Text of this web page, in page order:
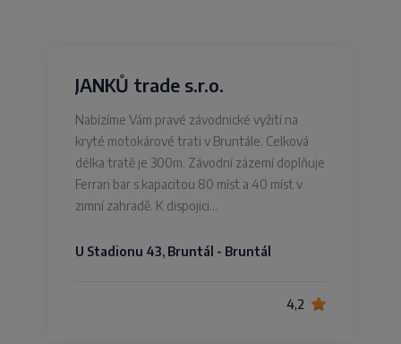
JANKŮ trade s.r.o.
Nabízíme Vám pravé závodnické vyžití na
kryté motokárové trati v Bruntále. Celková
délka tratě je 300m. Závodní zázemí doplňuje
Ferrari bar s kapacitou 80 míst a 40 míst v
zimní zahradě. K dispojici…
U Stadionu 43, Bruntál - Bruntál
4,2